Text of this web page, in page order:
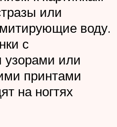
или
воду.
с
узорами или
принтами
на ногтях